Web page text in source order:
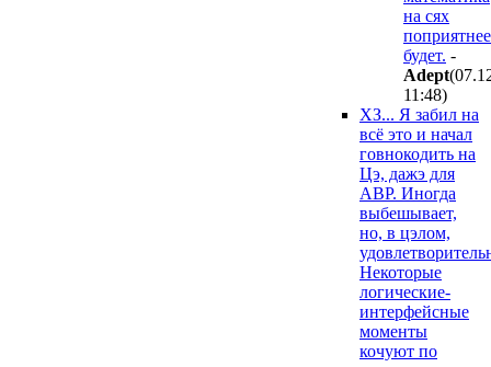
на сях
поприятнее
будет. -
Adept
11:48)
ХЗ... Я забил на
всё это и начал
говнокодить на
Цэ, дажэ для
АВР. Иногда
выбешывает,
но, в цэлом,
Некоторые
логические-
интерфейсные
моменты
кочуют по